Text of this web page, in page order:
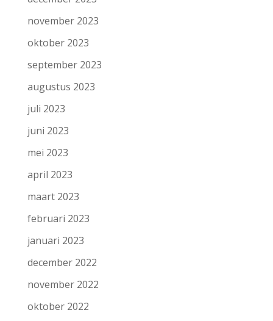
november 2023
oktober 2023
september 2023
augustus 2023
juli 2023
juni 2023
mei 2023
april 2023
maart 2023
februari 2023
januari 2023
december 2022
november 2022
oktober 2022